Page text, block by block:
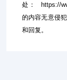
处：
https://
的内容无意侵
和回复。